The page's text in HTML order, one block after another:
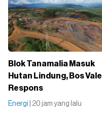
Blok Tanamalia Masuk
Hutan Lindung, Bos Vale
Respons
Energi | 20 jam yang lalu